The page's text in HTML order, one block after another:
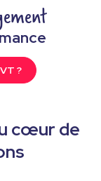
?
cœur de